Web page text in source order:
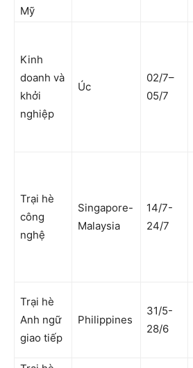
Mỹ
Kinh
doanh và
khởi
nghiệp
Úc
02/7–
05/7
Trại hè
công
nghệ
Singapore-
Malaysia
14/7-
24/7
Trại hè
Anh ngữ
giao tiếp
Philippines
31/5-
28/6